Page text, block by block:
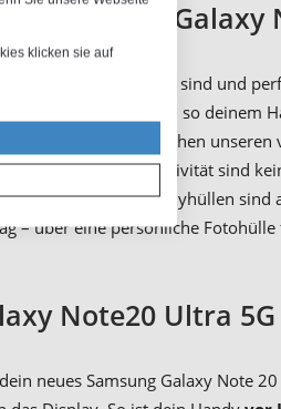
Samsung
etwas ganz Besonderes sind und
selbst gestalten und so deinem
hast die Wahl zwischen
– deiner Kreativität sind
Personalisierte Handyhüllen sind
– über eine persönliche
Note20 Ultra
neues Samsung Galaxy Note
klicken sie auf